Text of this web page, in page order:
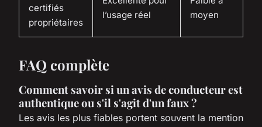
certifiés
propriétaires
l’usage réel
moyen
FAQ complète
Comment savoir si un avis de conducteur est
authentique ou s'il s'agit d'un faux ?
Les avis les plus fiables portent souvent la mention